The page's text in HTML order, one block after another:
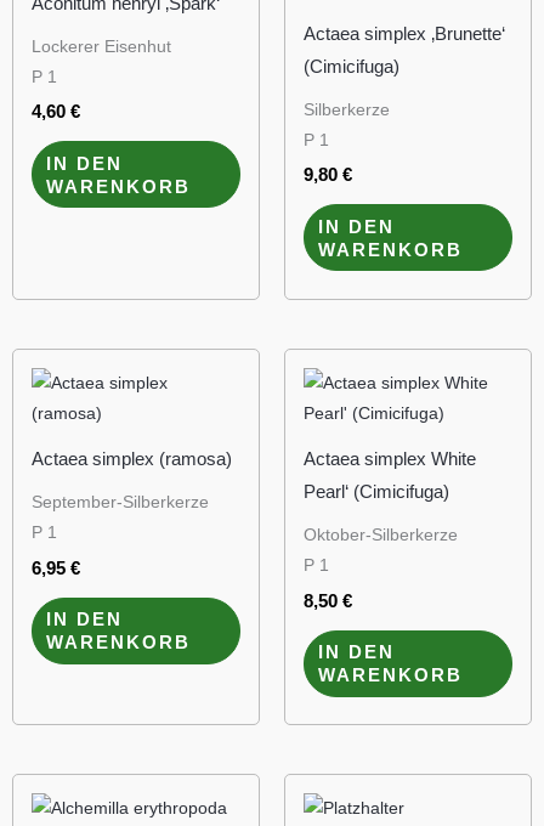
Lockerer Eisenhut
P 1
4,60 €
IN DEN
WARENKORB
Actaea simplex ‚Brunette‘
(Cimicifuga)
Silberkerze
P 1
9,80 €
IN DEN
WARENKORB
Actaea simplex (ramosa)
September-Silberkerze
P 1
6,95 €
IN DEN
WARENKORB
Actaea simplex White
Pearl‘ (Cimicifuga)
Oktober-Silberkerze
P 1
8,50 €
IN DEN
WARENKORB